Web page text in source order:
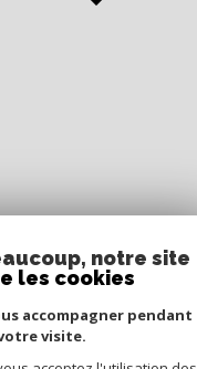
Leaflet|© JawgMaps|
notre site
les cookies
accompagner pendant
visite.